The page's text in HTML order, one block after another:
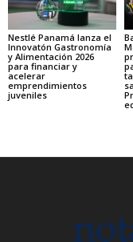
Nestlé Panamá lanza el
Innovatón Gastronomía
y Alimentación 2026
para financiar y
acelerar
emprendimientos
juveniles